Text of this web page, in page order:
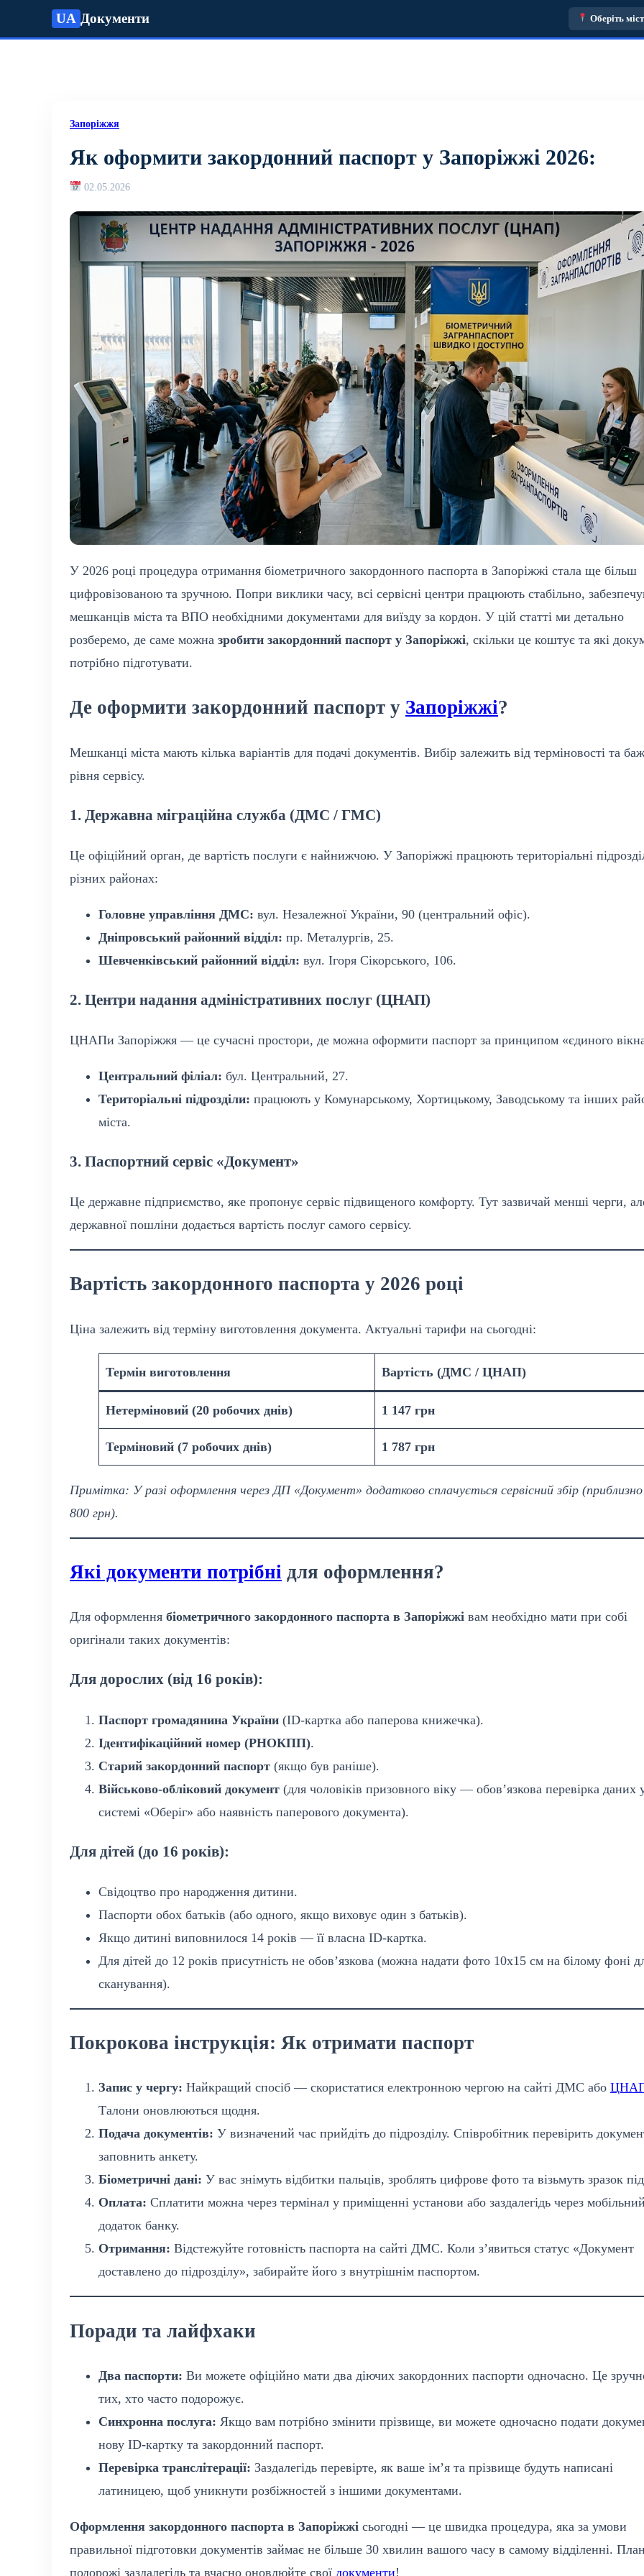
UA Документи Оберіть
Запоріжжя
Як оформити закордонний паспорт у Запоріжжі 2026:
02.05.2026
У 2026 році процедура отримання біометричного закордонного паспорта в Запоріжжі стала ще більш
цифровізованою та зручною. Попри виклики часу, всі сервісні центри працюють стабільно,
мешканців міста та ВПО необхідними документами для виїзду за кордон. У цій статті ми детально
розберемо, де саме можна зробити закордонний паспорт у Запоріжжі, скільки це коштує та які
потрібно підготувати.
Де оформити закордонний паспорт у Запоріжжі?
Мешканці міста мають кілька варіантів для подачі документів. Вибір залежить від терміновості та
рівня сервісу.
1. Державна міграційна служба (ДМС / ГМС)
Це офіційний орган, де вартість послуги є найнижчою. У Запоріжжі працюють територіальні
різних районах:
Головне управління ДМС: вул. Незалежної України, 90 (центральний офіс).
Дніпровський районний відділ: пр. Металургів, 25.
Шевченківський районний відділ: вул. Ігоря Сікорського, 106.
2. Центри надання адміністративних послуг (ЦНАП)
ЦНАПи Запоріжжя — це сучасні простори, де можна оформити паспорт за принципом «єдиного
Центральний філіал: бул. Центральний, 27.
Територіальні підрозділи: працюють у Комунарському, Хортицькому, Заводському та інших
міста.
3. Паспортний сервіс «Документ»
Це державне підприємство, яке пропонує сервіс підвищеного комфорту. Тут зазвичай менші черги,
державної пошліни додається вартість послуг самого сервісу.
Вартість закордонного паспорта у 2026 році
Ціна залежить від терміну виготовлення документа. Актуальні тарифи на сьогодні:
Термін виготовлення Вартість (ДМС / ЦНАП)
Нетерміновий (20 робочих днів) 1 147 грн
Терміновий (7 робочих днів) 1 787 грн
Примітка: У разі оформлення через ДП «Документ» додатково сплачується сервісний збір
800 грн).
Які документи потрібні для оформлення?
Для оформлення біометричного закордонного паспорта в Запоріжжі вам необхідно мати при собі
оригінали таких документів:
Для дорослих (від 16 років):
Паспорт громадянина України (ID-картка або паперова книжечка).
Ідентифікаційний номер (РНОКПП).
Старий закордонний паспорт (якщо був раніше).
Військово-обліковий документ (для чоловіків призовного віку — обов’язкова перевірка даних
системі «Оберіг» або наявність паперового документа).
Для дітей (до 16 років):
Свідоцтво про народження дитини.
Паспорти обох батьків (або одного, якщо виховує один з батьків).
Якщо дитині виповнилося 14 років — її власна ID-картка.
Для дітей до 12 років присутність не обов’язкова (можна надати фото 10х15 см на білому фоні
сканування).
Покрокова інструкція: Як отримати паспорт
Запис у чергу: Найкращий спосіб — скористатися електронною чергою на сайті ДМС або
Талони оновлюються щодня.
Подача документів: У визначений час прийдіть до підрозділу. Співробітник перевірить
заповнить анкету.
Біометричні дані: У вас знімуть відбитки пальців, зроблять цифрове фото та візьмуть зразок
Оплата: Сплатити можна через термінал у приміщенні установи або заздалегідь через
додаток банку.
Отримання: Відстежуйте готовність паспорта на сайті ДМС. Коли з’явиться статус «Документ
доставлено до підрозділу», забирайте його з внутрішнім паспортом.
Поради та лайфхаки
Два паспорти: Ви можете офіційно мати два діючих закордонних паспорти одночасно. Це
тих, хто часто подорожує.
Синхронна послуга: Якщо вам потрібно змінити прізвище, ви можете одночасно подати
нову ID-картку та закордонний паспорт.
Перевірка транслітерації: Заздалегідь перевірте, як ваше ім’я та прізвище будуть написані
латиницею, щоб уникнути розбіжностей з іншими документами.
Оформлення закордонного паспорта в Запоріжжі сьогодні — це швидка процедура, яка за умови
правильної підготовки документів займає не більше 30 хвилин вашого часу в самому відділенні.
подорожі заздалегідь та вчасно оновлюйте свої документи!